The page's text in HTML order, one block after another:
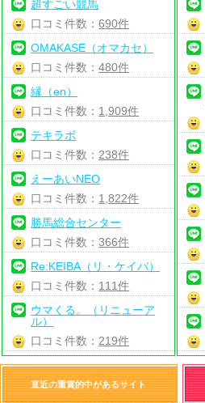
超すごい競馬
口コミ件数：690件
OMAKASE（オマカセ）
口コミ件数：480件
縁（en）
口コミ件数： 1,909件
テキラボ
口コミ件数： 238件
えーあいNEO
口コミ件数： 1,822件
勝馬総合センター
口コミ件数：366件
Re:KEIBA（リ・ケイバ）
口コミ件数： 111件
ウマくる。（リニューア
ル）
口コミ件数： 219件
直近の重賞的中があるサイト